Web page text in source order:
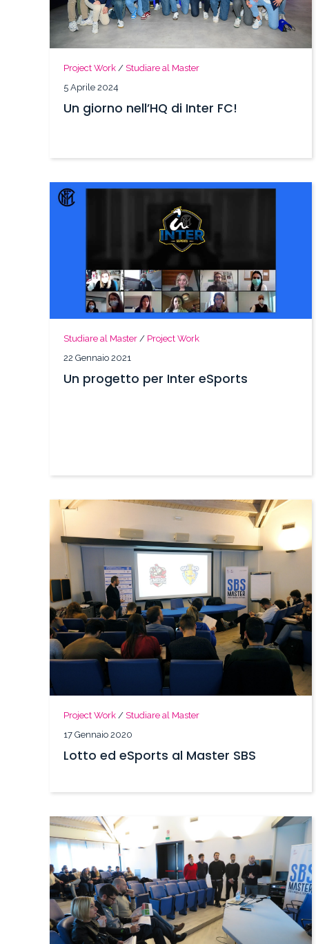
Project Work / Studiare al Master
5 Aprile 2024
Un giorno nell’HQ di Inter FC!
Studiare al Master / Project Work
22 Gennaio 2021
Un progetto per Inter eSports
Project Work / Studiare al Master
17 Gennaio 2020
Lotto ed eSports al Master SBS